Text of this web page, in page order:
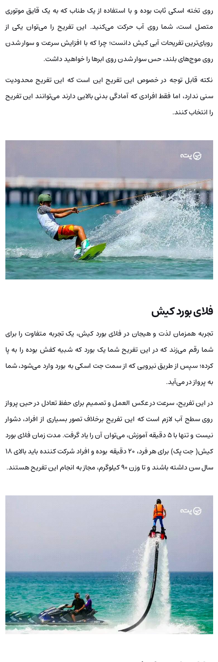
روی تخته اسکی ثابت بوده و با استفاده از یک طناب که به یک قایق موتوری
متصل است، شما روی آب حرکت می‌کنید. این تفریح را می‌توان یکی از
رویای‌ترین تفریحات آبی کیش دانست؛ چرا که با افزایش سرعت و سوار شدن
روی موج‌های بلند، حس سوار شدن روی ابرها را خواهید داشت.
نکته قابل توجه در خصوص این تفریح این است که این تفریح محدودیت
سنی ندارد، اما فقط افرادی که آمادگی بدنی بالایی دارند می‌توانند این تفریح
را انتخاب کنند.
فلای بورد کیش
تجربه همزمان لذت و هیجان در فلای بورد کیش، یک تجربه متفاوت را برای
شما رقم می‌زند که در این تفریح شما یک بورد که شبیه کفش بوده را به پا
کرده؛ سپس از طریق نیرویی که از سمت جت اسکی به بورد وارد می‌شود، شما
به پرواز در می‌آید.
در این تفریح، سرعت در عکس العمل و تصمیم برای حفظ تعادل در حین پرواز
روی سطح آب لازم است که این تفریح برخلاف تصور بسیاری از افراد، دشوار
نیست و تنها با ۵ دقیقه آموزش، می‌توان آن را یاد گرفت. مدت زمان فلای بورد
کیش( جت پک) برای هر فرد، ۲۰ دقیقه بوده و افراد شرکت کننده باید بالای ۱۸
سال سن داشته باشند و تا وزن ۹۰ کیلوگرم، مجاز به انجام این تفریح هستند.